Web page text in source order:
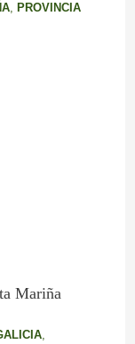
, PROVINCIA
Mariña
,